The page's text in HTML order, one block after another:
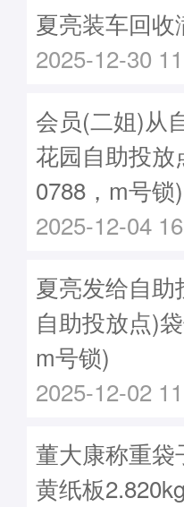
夏亮装车回收
2025-12-30
会员(二姐)从
花园自助投放
0788，m号锁)
2025-12-04
夏亮发给自
自助投放点)
m号锁)
2025-12-02
董大康称重袋
黄纸板